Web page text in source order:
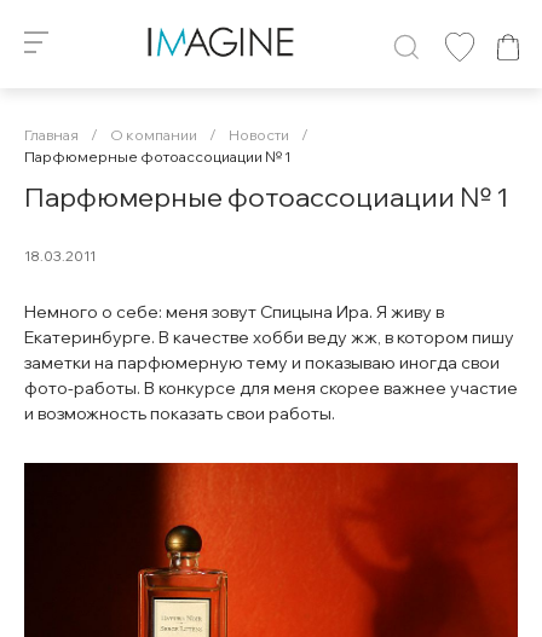
Главная / О компании / Новости
/
Парфюмерные фотоассоциации № 1
Парфюмерные фотоассоциации № 1
18.03.2011
Немного о себе: меня зовут Спицына Ира. Я живу в
Екатеринбурге. В качестве хобби веду жж, в котором пишу
заметки на парфюмерную тему и показываю иногда свои
фото-работы. В конкурсе для меня скорее важнее участие
и возможность показать свои работы.